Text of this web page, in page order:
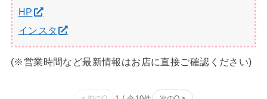
HP
インスタ
(※営業時間など最新情報はお店に直接ご確認ください)